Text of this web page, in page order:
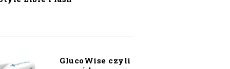
GlucoWise czyli